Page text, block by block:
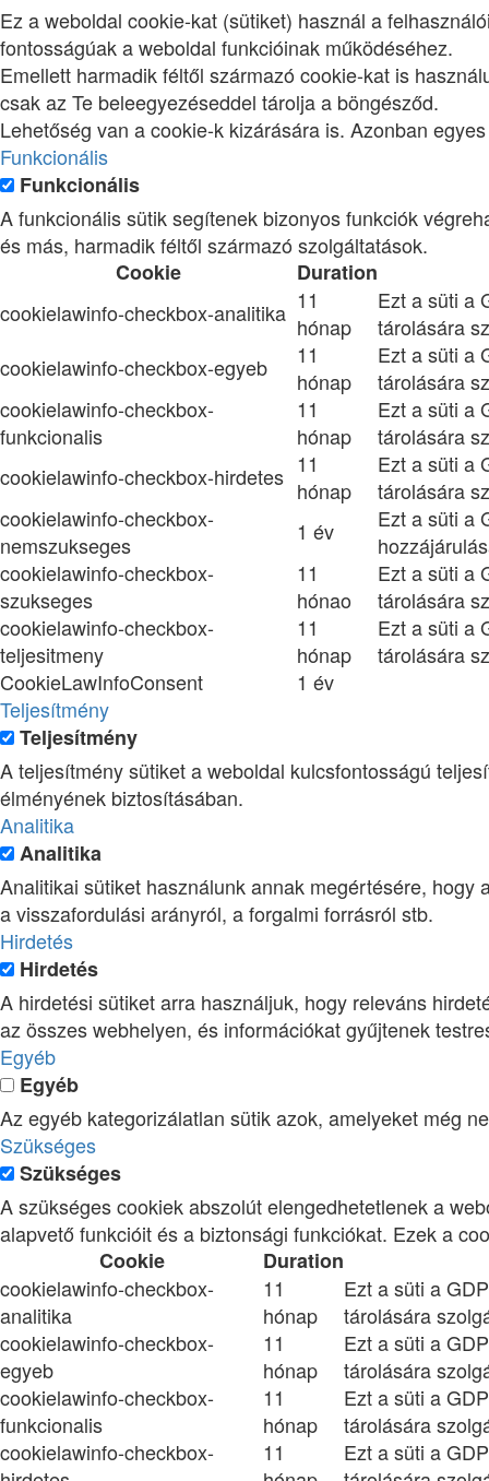
Ez a weboldal cookie-kat (sütiket) használ a
fontosságúak a weboldal funkcióinak működéséhez.
Emellett harmadik féltől származó cookie-kat is
csak az Te beleegyezéseddel tárolja a böngésződ.
Lehetőség van a cookie-k kizárására is. Azonban
Funkcionális
Funkcionális
A funkcionális sütik segítenek bizonyos funkciók
és más, harmadik féltől származó szolgáltatások.
Cookie
Duration
cookielawinfo-checkbox-analitika 11
hónap
Ezt a süti a
tárolására
cookielawinfo-checkbox-egyeb
11
hónap
Ezt a süti a
tárolására
cookielawinfo-checkbox-
funkcionalis
11
hónap
Ezt a süti a
tárolására
cookielawinfo-checkbox-hirdetes 11
hónap
Ezt a süti a
tárolására
cookielawinfo-checkbox-
nemszukseges
1 év
Ezt a süti a
cookielawinfo-checkbox-
szukseges
11
hónao
Ezt a süti a
tárolására
cookielawinfo-checkbox-
teljesitmeny
11
hónap
Ezt a süti a
tárolására
CookieLawInfoConsent
1 év
Teljesítmény
Teljesítmény
A teljesítmény sütiket a weboldal kulcsfontosságú
élményének biztosításában.
Analitika
Analitika
Analitikai sütiket használunk annak megértésére,
a visszafordulási arányról, a forgalmi forrásról stb.
Hirdetés
Hirdetés
A hirdetési sütiket arra használjuk, hogy releváns
az összes webhelyen, és információkat gyűjtenek
Egyéb
Egyéb
Az egyéb kategorizálatlan sütik azok, amelyeket még
Szükséges
Szükséges
A szükséges cookiek abszolút elengedhetetlenek a
alapvető funkcióit és a biztonsági funkciókat. Ezek a
Cookie
Duration
cookielawinfo-checkbox-
analitika
11
hónap
Ezt a süti a
tárolására
cookielawinfo-checkbox-
egyeb
11
hónap
Ezt a süti a
tárolására
cookielawinfo-checkbox-
funkcionalis
11
hónap
Ezt a süti a
tárolására
cookielawinfo-checkbox-
11
Ezt a süti a